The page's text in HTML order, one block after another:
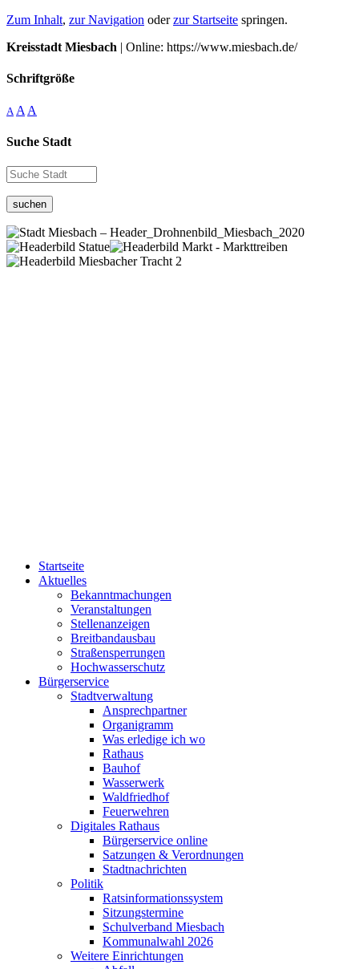
Zum Inhalt, zur Navigation oderzur Startseite springen.
Kreisstadt Miesbach | Online: https://www.miesbach.de/
Schriftgröße
A A A
Suche Stadt
suchen
Startseite
Aktuelles
Bekanntmachungen
Veranstaltungen
Stellenanzeigen
Breitbandausbau
Straßensperrungen
Hochwasserschutz
Bürgerservice
Stadtverwaltung
Ansprechpartner
Organigramm
Was erledige ich wo
Rathaus
Bauhof
Wasserwerk
Waldfriedhof
Feuerwehren
Digitales Rathaus
Bürgerservice online
Satzungen & Verordnungen
Stadtnachrichten
Politik
Ratsinformationssystem
Sitzungstermine
Schulverband Miesbach
Kommunalwahl 2026
Weitere Einrichtungen